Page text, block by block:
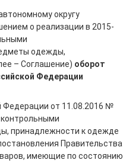
округу
о реализации в 2015-
одежды,
– Соглашение) оборот
Федерации
Федерации от 11.08.2016 №
принадлежности к одежде
Правительства
имеющие по состоянию